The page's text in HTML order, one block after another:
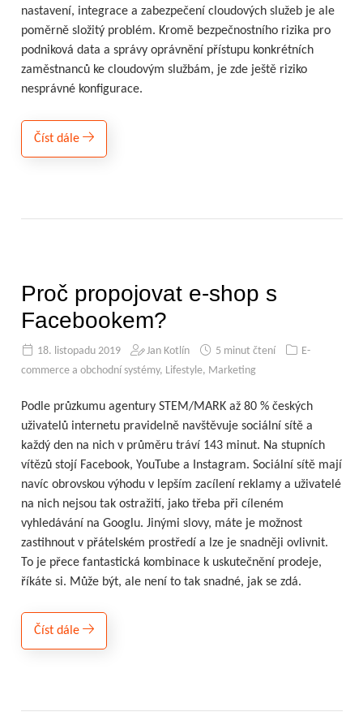
nastavení, integrace a zabezpečení cloudových služeb je ale
poměrně složitý problém. Kromě bezpečnostního rizika pro
podniková data a správy oprávnění přístupu konkrétních
zaměstnanců ke cloudovým službám, je zde ještě riziko
nesprávné konfigurace.
Číst dále
Proč propojovat e-shop s
Facebookem?
18. listopadu 2019 Jan Kotlín 5 minut čtení
E-
commerce a obchodní systémy, Lifestyle, Marketing
Podle průzkumu agentury STEM/MARK až 80 % českých
uživatelů internetu pravidelně navštěvuje sociální sítě a
každý den na nich v průměru tráví 143 minut. Na stupních
vítězů stojí Facebook, YouTube a Instagram. Sociální sítě mají
navíc obrovskou výhodu v lepším zacílení reklamy a uživatelé
na nich nejsou tak ostražití, jako třeba při cíleném
vyhledávání na Googlu. Jinými slovy, máte je možnost
zastihnout v přátelském prostředí a lze je snadněji ovlivnit.
To je přece fantastická kombinace k uskutečnění prodeje,
říkáte si. Může být, ale není to tak snadné, jak se zdá.
Číst dále